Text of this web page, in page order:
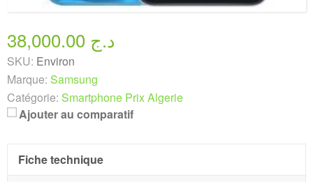
38,000.00 د.ج
SKU: Environ
Marque: Samsung
Catégorie: Smartphone Prix Algerie
Ajouter au comparatif
Fiche technique